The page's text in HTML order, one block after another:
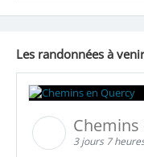
Les randonnées à
3 jours 7